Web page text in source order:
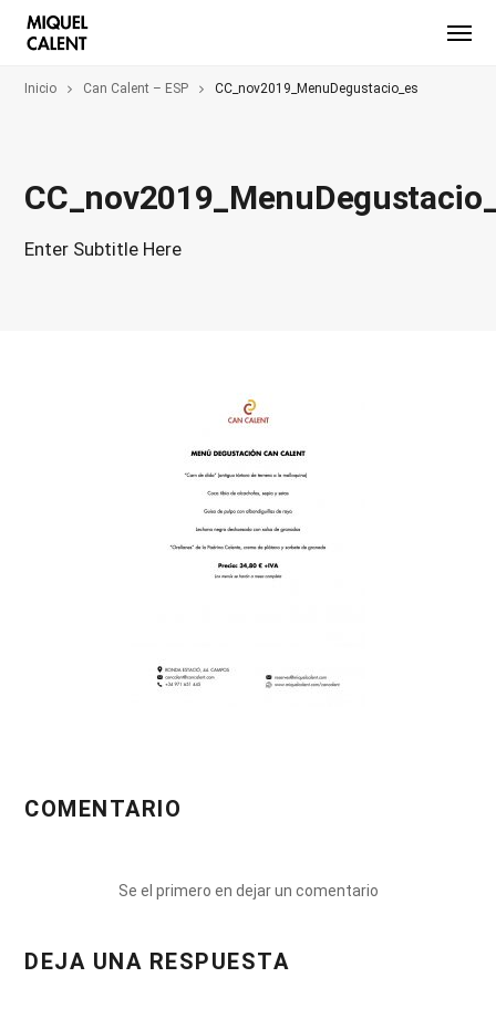
Inicio Can Calent – ESP CC_nov2019_MenuDegustacio_es
Enter Subtitle Here
COMENTARIO
Se el primero en dejar un comentario
DEJA UNA RESPUESTA